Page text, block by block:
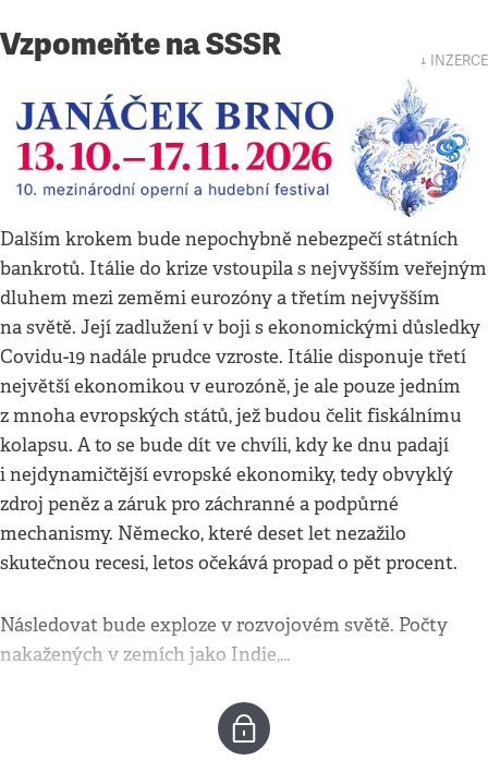
Vzpomeňte na SSSR ↓ INZERCE
Dalším krokem bude nepochybně nebezpečí státních
bankrotů. Itálie do krize vstoupila s nejvyšším veřejným
dluhem mezi zeměmi eurozóny a třetím nejvyšším
na světě. Její zadlužení v boji s ekonomickými důsledky
Covidu-19 nadále prudce vzroste. Itálie disponuje třetí
největší ekonomikou v eurozóně, je ale pouze jedním
z mnoha evropských států, jež budou čelit fiskálnímu
kolapsu. A to se bude dít ve chvíli, kdy ke dnu padají
i nejdynamičtější evropské ekonomiky, tedy obvyklý
zdroj peněz a záruk pro záchranné a podpůrné
mechanismy. Německo, které deset let nezažilo
skutečnou recesi, letos očekává propad o pět procent.
Následovat bude exploze v rozvojovém světě. Počty
nakažených v zemích jako Indie,…